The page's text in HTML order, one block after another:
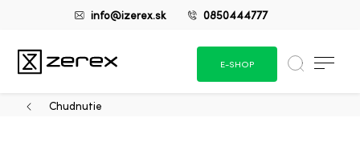
info@izerex.sk 0850444777
E-SHOP
Chudnutie